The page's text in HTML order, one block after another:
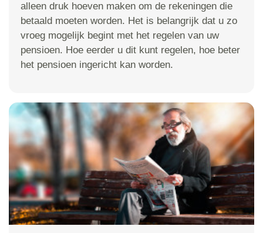
alleen druk hoeven maken om de rekeningen die
betaald moeten worden. Het is belangrijk dat u zo
vroeg mogelijk begint met het regelen van uw
pensioen. Hoe eerder u dit kunt regelen, hoe beter
het pensioen ingericht kan worden.